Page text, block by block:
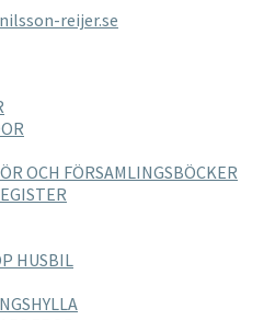
OCH FÖRSAMLINGSBÖCKER
HUSBIL